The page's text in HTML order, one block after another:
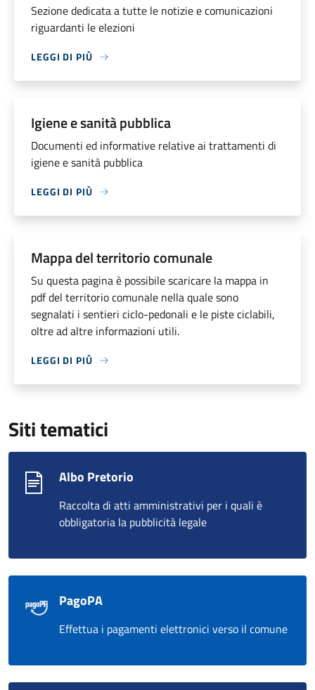
Sezione dedicata a tutte le notizie e comunicazioni
riguardanti le elezioni
LEGGI DI PIÙ
Igiene e sanità pubblica
Documenti ed informative relative ai trattamenti di
igiene e sanità pubblica
LEGGI DI PIÙ
Mappa del territorio comunale
Su questa pagina è possibile scaricare la mappa in
pdf del territorio comunale nella quale sono
segnalati i sentieri ciclo-pedonali e le piste ciclabili,
oltre ad altre informazioni utili.
LEGGI DI PIÙ
Siti tematici
Albo Pretorio
Raccolta di atti amministrativi per i quali è
obbligatoria la pubblicità legale
PagoPA
Effettua i pagamenti elettronici verso il comune